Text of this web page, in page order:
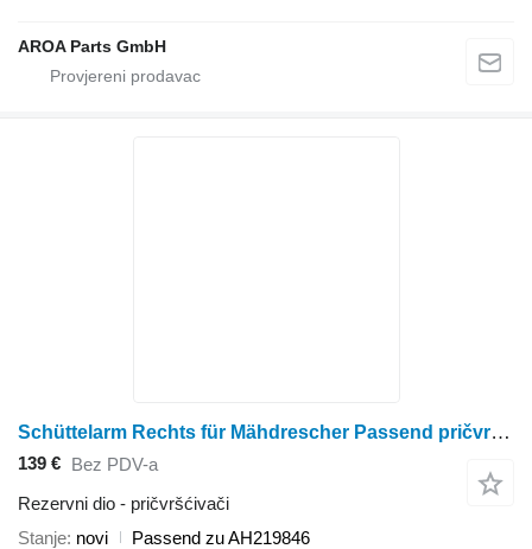
AROA Parts GmbH
Schüttelarm Rechts für Mähdrescher Passend pričvršćivači za John Deere 9560 9470STS 9560STS S540 S550 S560 S650 S660 kombajna za žito
139 € Bez PDV-a
Rezervni dio - pričvršćivači
Stanje novi
Passend zu AH219846